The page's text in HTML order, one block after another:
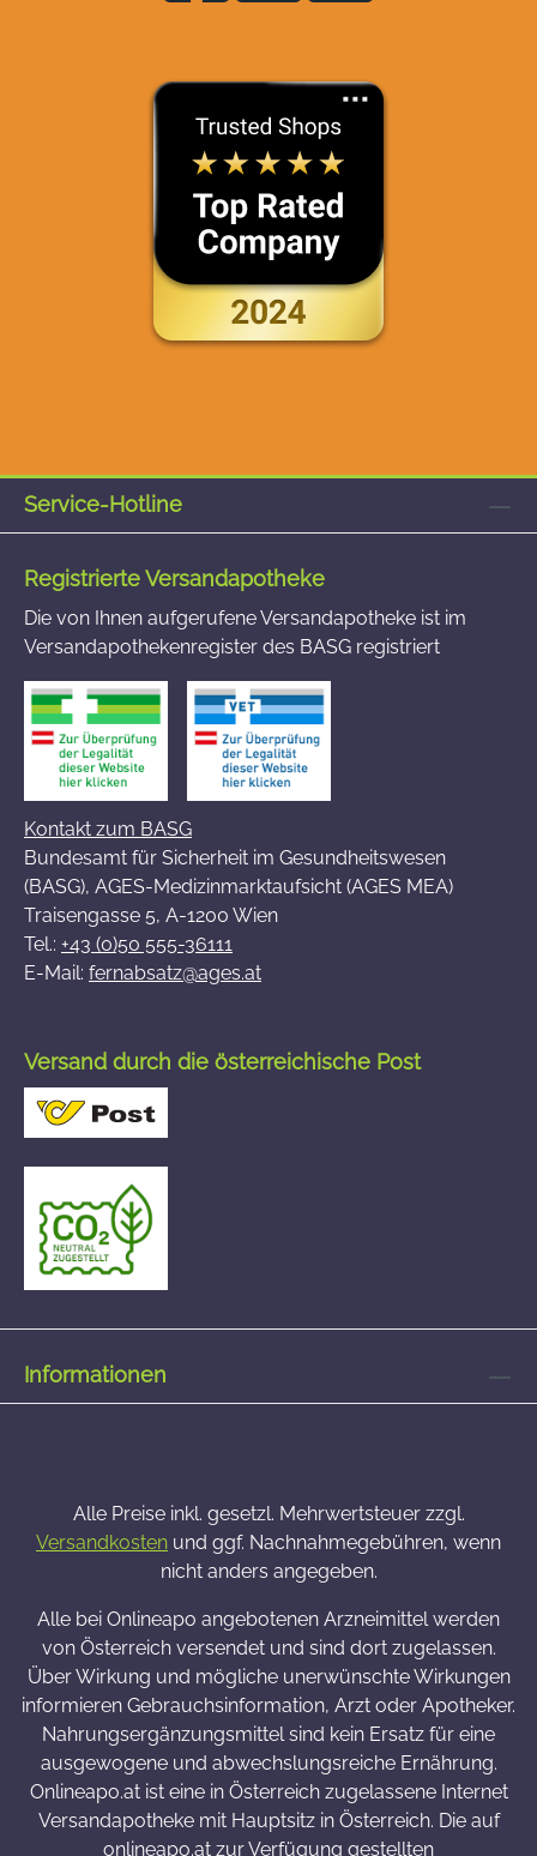
Service-Hotline
Registrierte Versandapotheke
Die von Ihnen aufgerufene Versandapotheke ist im
Versandapothekenregister des BASG registriert
Kontakt zum BASG
Bundesamt für Sicherheit im Gesundheitswesen
(BASG), AGES-Medizinmarktaufsicht (AGES MEA)
Traisengasse 5, A-1200 Wien
Tel.: +43 (0)50 555-36111
E-Mail: fernabsatz@ages.at
Versand durch die österreichische Post
Informationen
Alle Preise inkl. gesetzl. Mehrwertsteuer zzgl.
Versandkosten und ggf. Nachnahmegebühren, wenn
nicht anders angegeben.
Alle bei Onlineapo angebotenen Arzneimittel werden
von Österreich versendet und sind dort zugelassen.
Über Wirkung und mögliche unerwünschte Wirkungen
informieren Gebrauchsinformation, Arzt oder Apotheker.
Nahrungsergänzungsmittel sind kein Ersatz für eine
ausgewogene und abwechslungsreiche Ernährung.
Onlineapo.at ist eine in Österreich zugelassene Internet
Versandapotheke mit Hauptsitz in Österreich. Die auf
onlineapo.at zur Verfügung gestellten